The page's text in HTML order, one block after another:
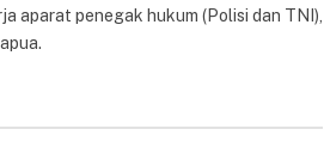
aparat penegak hukum (Polisi dan TNI),